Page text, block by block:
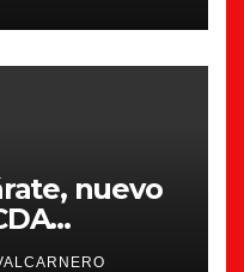
nuevo